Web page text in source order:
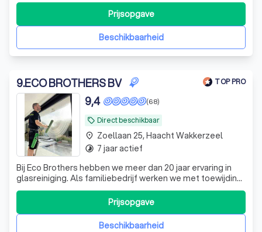
Beschikbaarheid
Prijsopgave
9.ECO BROTHERS BV TOP PRO
local_offer Direct beschikbaar
(68)
9,4
Bij Eco Brothers hebben we meer dan 20 jaar ervaring in
glasreiniging. Als familiebedrijf werken we met toewijding
en verzorgen we persoonlijk elke opdracht. Met oog voor
detail en zorg streven we naar het beste resultaat voor
onze klanten. Wij hechten veel waarde aan natuur en
gezondheid, daarom mBeschikbaarheid
Prijsopgave
place Zoellaan 25, Haacht Wakkerzeel
timelapse 7 jaar actief